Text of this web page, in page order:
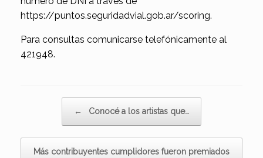
https://puntos.seguridadvial.gob.ar/scoring.
Para consultas comunicarse telefónicamente al
421948.
← Conocé a los artistas que…
Más contribuyentes cumplidores fueron premiados